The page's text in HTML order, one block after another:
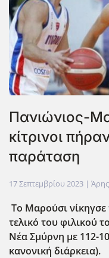
Πανιώνιος-
κίτρινοι
παράταση
17 Σεπτεμβρίου 2023 |
Το Μαρούσι
τελικό του φιλικού
Νέα Σμύρνη με 112-
κανονική διάρκεια).